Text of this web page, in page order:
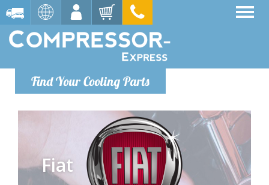
Find Your Cooling Parts
Fiat